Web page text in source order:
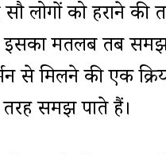
लोगों को हराने की
इसका मतलब तब
से मिलने की एक
समझ पाते हैं।